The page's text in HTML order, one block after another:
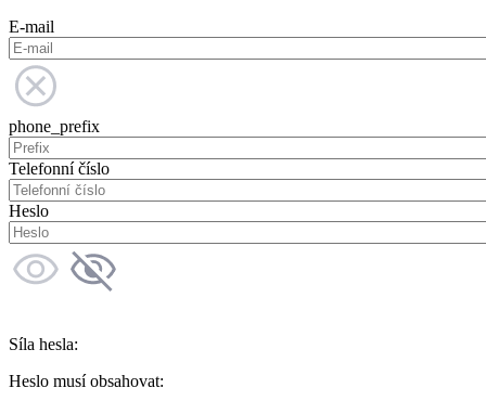
E-mail
phone_prefix
Telefonní číslo
Heslo
Síla hesla:
Heslo musí obsahovat: